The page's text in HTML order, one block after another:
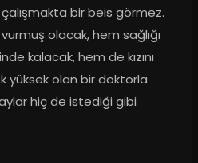
bir beis görmez.
olacak, hem sağlığı
kalacak, hem de kızını
yüksek olan bir doktorla
hiç de istediği gibi